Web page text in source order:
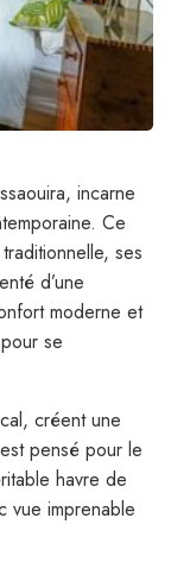
incarne
Ce
ses
d’une
moderne et
se
créent une
pensé pour le
havre de
vue imprenable